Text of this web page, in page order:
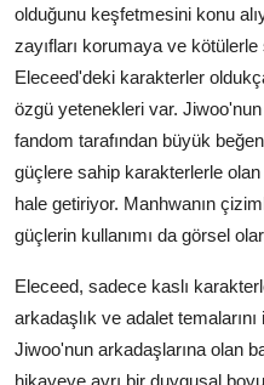
olduğunu keşfetmesini konu
zayıfları korumaya ve
Eleceed'deki karakterler
özgü yetenekleri var.
fandom tarafından büyük
güçlere sahip karakterlerle
hale getiriyor. Manhwanın
güçlerin kullanımı da görsel
Eleceed, sadece kaslı
arkadaşlık ve adalet
Jiwoo'nun arkadaşlarına olan
hikayeye ayrı bir duygusal